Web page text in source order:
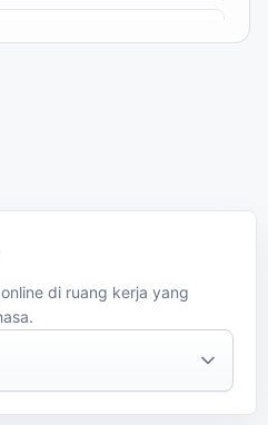
Balinese
Bambara
Bashkir
di ruang kerja yang